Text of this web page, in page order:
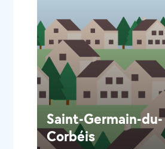
Saint-Germain-du-
Corbéis